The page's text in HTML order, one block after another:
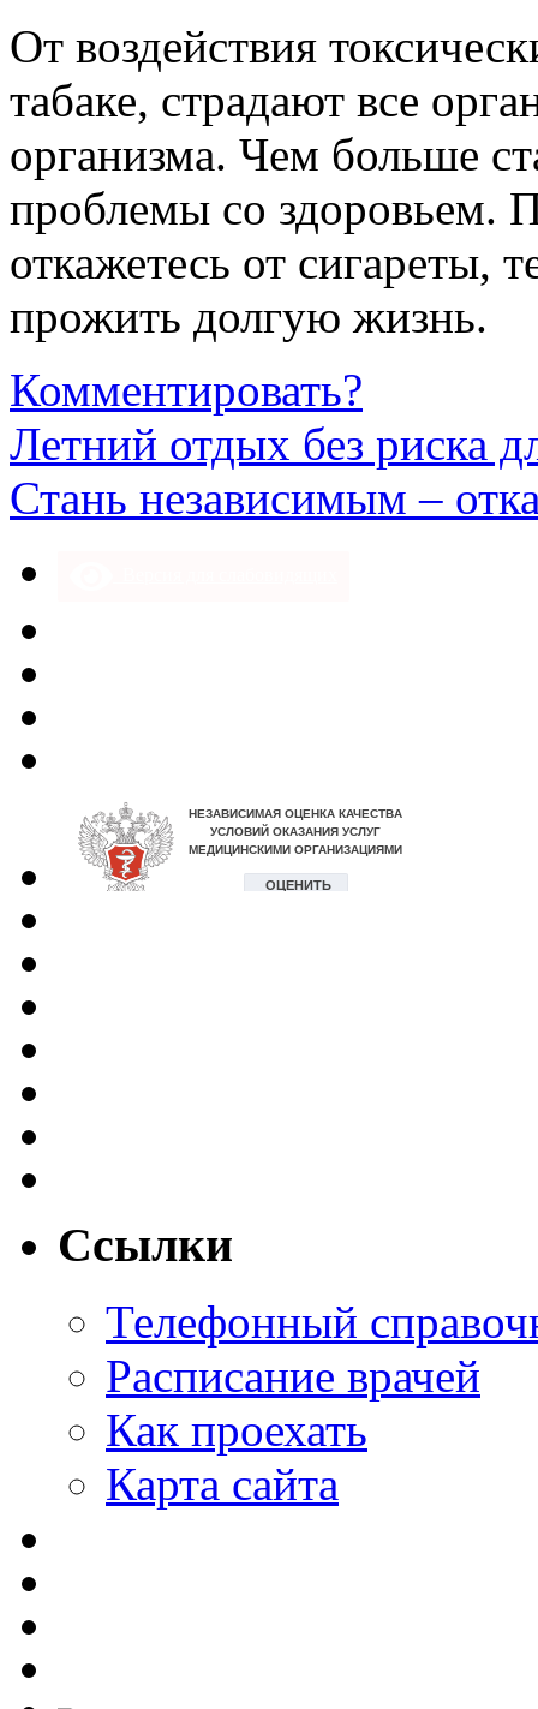
От воздействия
табаке, страдают все
организма. Чем больше
проблемы со здоровьем.
откажетесь от сигареты,
прожить долгую жизнь.
Комментировать?
Летний отдых без риска
Стань независимым –
Ссылки
Телефонный
Расписание врачей
Как проехать
Карта сайта